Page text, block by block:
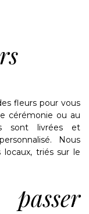
fleurs pour vous
cérémonie ou au
sont livrées et
Nous
triés sur le